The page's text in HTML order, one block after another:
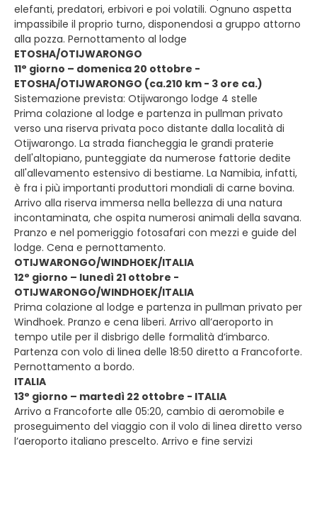
elefanti, predatori, erbivori e poi volatili. Ognuno aspetta
impassibile il proprio turno, disponendosi a gruppo attorno
alla pozza. Pernottamento al lodge
ETOSHA/OTIJWARONGO
11° giorno – domenica 20 ottobre -
ETOSHA/OTIJWARONGO (ca.210 km - 3 ore ca.)
Sistemazione prevista: Otijwarongo lodge 4 stelle
Prima colazione al lodge e partenza in pullman privato
verso una riserva privata poco distante dalla località di
Otijwarongo. La strada fiancheggia le grandi praterie
dell'altopiano, punteggiate da numerose fattorie dedite
all'allevamento estensivo di bestiame. La Namibia, infatti,
è fra i più importanti produttori mondiali di carne bovina.
Arrivo alla riserva immersa nella bellezza di una natura
incontaminata, che ospita numerosi animali della savana.
Pranzo e nel pomeriggio fotosafari con mezzi e guide del
lodge. Cena e pernottamento.
OTIJWARONGO/WINDHOEK/ITALIA
12° giorno – lunedì 21 ottobre -
OTIJWARONGO/WINDHOEK/ITALIA
Prima colazione al lodge e partenza in pullman privato per
Windhoek. Pranzo e cena liberi. Arrivo all’aeroporto in
tempo utile per il disbrigo delle formalità d‘imbarco.
Partenza con volo di linea delle 18:50 diretto a Francoforte.
Pernottamento a bordo.
ITALIA
13° giorno – martedì 22 ottobre - ITALIA
Arrivo a Francoforte alle 05:20, cambio di aeromobile e
proseguimento del viaggio con il volo di linea diretto verso
l’aeroporto italiano prescelto. Arrivo e fine servizi